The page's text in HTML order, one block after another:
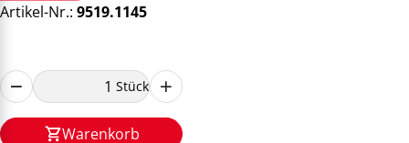
Artikel-Nr.: 9519.1145
Stück
Warenkorb